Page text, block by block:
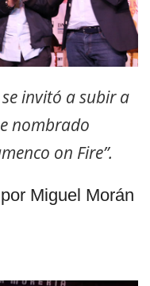
invitó a subir a
nombrado
on Fire”.
Miguel Morán